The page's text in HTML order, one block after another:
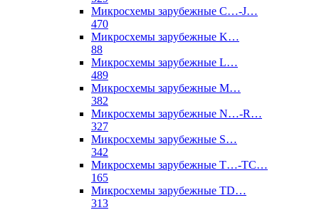
Микросхемы зарубежные C…-J…
470
Микросхемы зарубежные K…
88
Микросхемы зарубежные L…
489
Микросхемы зарубежные M…
382
Микросхемы зарубежные N…-R…
327
Микросхемы зарубежные S…
342
Микросхемы зарубежные T…-TC…
165
Микросхемы зарубежные TD…
313